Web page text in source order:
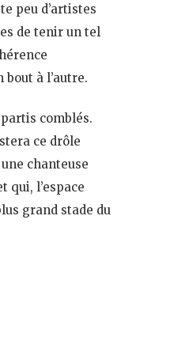
peu d’artistes
de tenir un tel
bout à l’autre.
comblés.
ce drôle
chanteuse
qui, l’espace
grand stade du